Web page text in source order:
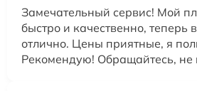
Замечательный сервис! Мой
быстро и качественно, теперь
отлично. Цены приятные, я
Рекомендую! Обращайтесь, не